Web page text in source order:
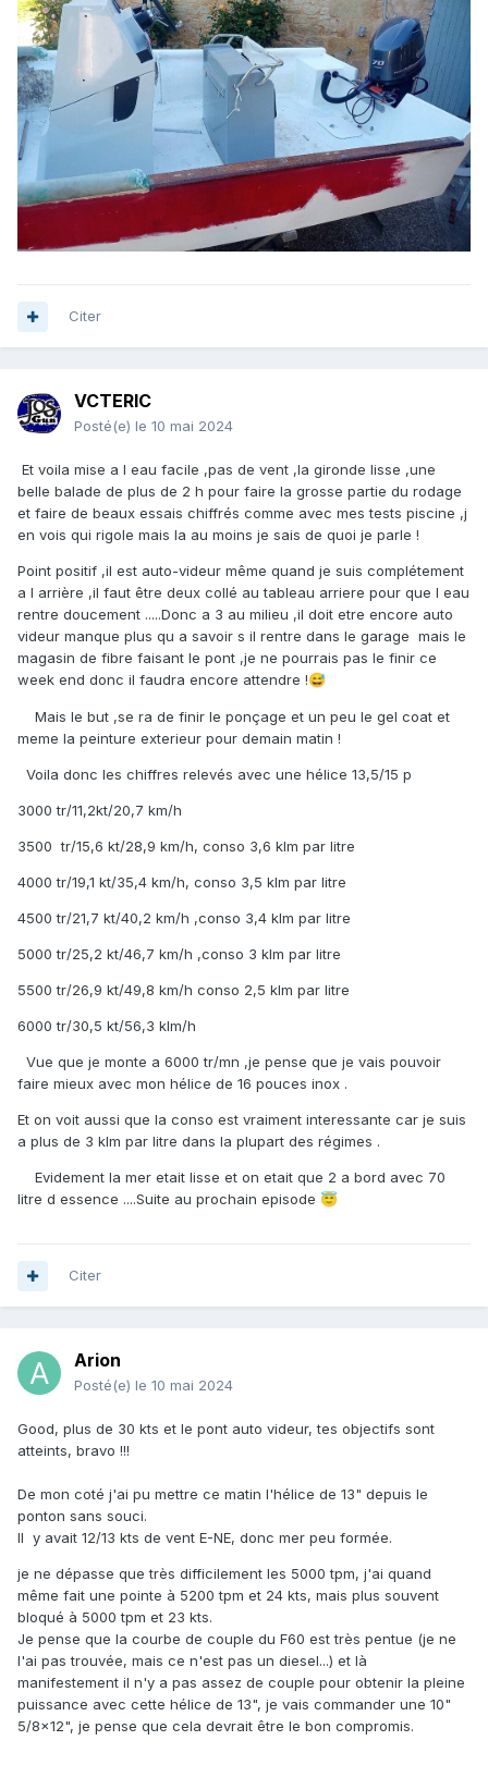
Citer
VCTERIC
Posté(e) le 10 mai 2024
Et voila mise a l eau facile ,pas de vent ,la gironde lisse ,une
belle balade de plus de 2 h pour faire la grosse partie du rodage
et faire de beaux essais chiffrés comme avec mes tests piscine ,j
en vois qui rigole mais la au moins je sais de quoi je parle !
Point positif ,il est auto-videur même quand je suis complétement
a l arrière ,il faut être deux collé au tableau arriere pour que l eau
rentre doucement .....Donc a 3 au milieu ,il doit etre encore auto
videur manque plus qu a savoir s il rentre dans le garage mais le
magasin de fibre faisant le pont ,je ne pourrais pas le finir ce
week end donc il faudra encore attendre !😅
Mais le but ,se ra de finir le ponçage et un peu le gel coat et
meme la peinture exterieur pour demain matin !
Voila donc les chiffres relevés avec une hélice 13,5/15 p
3000 tr/11,2kt/20,7 km/h
3500 tr/15,6 kt/28,9 km/h, conso 3,6 klm par litre
4000 tr/19,1 kt/35,4 km/h, conso 3,5 klm par litre
4500 tr/21,7 kt/40,2 km/h ,conso 3,4 klm par litre
5000 tr/25,2 kt/46,7 km/h ,conso 3 klm par litre
5500 tr/26,9 kt/49,8 km/h conso 2,5 klm par litre
6000 tr/30,5 kt/56,3 klm/h
Vue que je monte a 6000 tr/mn ,je pense que je vais pouvoir
faire mieux avec mon hélice de 16 pouces inox .
Et on voit aussi que la conso est vraiment interessante car je suis
a plus de 3 klm par litre dans la plupart des régimes .
Evidement la mer etait lisse et on etait que 2 a bord avec 70
litre d essence ....Suite au prochain episode 😇
Citer
Arion
Posté(e) le 10 mai 2024
Good, plus de 30 kts et le pont auto videur, tes objectifs sont
atteints, bravo !!!
De mon coté j'ai pu mettre ce matin l'hélice de 13" depuis le
ponton sans souci.
Il y avait 12/13 kts de vent E-NE, donc mer peu formée.
je ne dépasse que très difficilement les 5000 tpm, j'ai quand
même fait une pointe à 5200 tpm et 24 kts, mais plus souvent
bloqué à 5000 tpm et 23 kts.
Je pense que la courbe de couple du F60 est très pentue (je ne
l'ai pas trouvée, mais ce n'est pas un diesel...) et là
manifestement il n'y a pas assez de couple pour obtenir la pleine
puissance avec cette hélice de 13", je vais commander une 10"
5/8x12", je pense que cela devrait être le bon compromis.